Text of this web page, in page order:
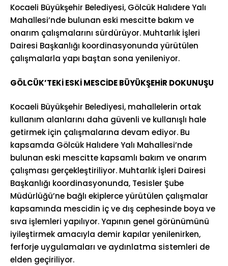
Kocaeli Büyükşehir Belediyesi, Gölcük Halıdere Yalı
Mahallesi’nde bulunan eski mescitte bakım ve
onarım çalışmalarını sürdürüyor. Muhtarlık İşleri
Dairesi Başkanlığı koordinasyonunda yürütülen
çalışmalarla yapı baştan sona yenileniyor.
GÖLCÜK’TEKİ ESKİ MESCİDE BÜYÜKŞEHİR DOKUNUŞU
Kocaeli Büyükşehir Belediyesi, mahallelerin ortak
kullanım alanlarını daha güvenli ve kullanışlı hale
getirmek için çalışmalarına devam ediyor. Bu
kapsamda Gölcük Halıdere Yalı Mahallesi’nde
bulunan eski mescitte kapsamlı bakım ve onarım
çalışması gerçekleştiriliyor. Muhtarlık İşleri Dairesi
Başkanlığı koordinasyonunda, Tesisler Şube
Müdürlüğü’ne bağlı ekiplerce yürütülen çalışmalar
kapsamında mescidin iç ve dış cephesinde boya ve
sıva işlemleri yapılıyor. Yapının genel görünümünü
iyileştirmek amacıyla demir kapılar yenilenirken,
ferforje uygulamaları ve aydınlatma sistemleri de
elden geçiriliyor.